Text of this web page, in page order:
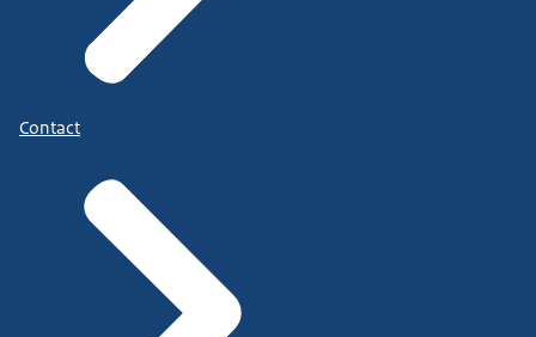
Contact